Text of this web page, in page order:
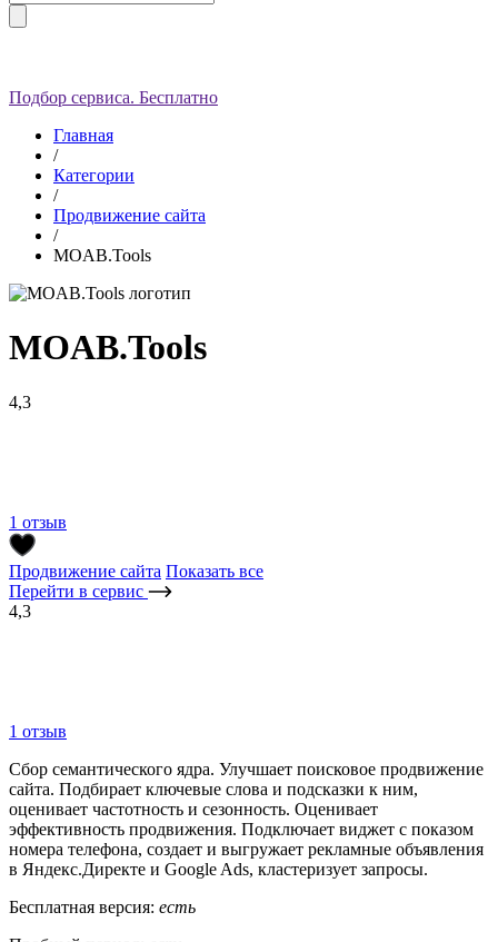
Подбор сервиса. Бесплатно
Главная
/
Категории
/
Продвижение сайта
/
MOAB.Tools
MOAB.Tools
4,3
1 отзыв
Продвижение сайта Показать все
Перейти в сервис
4,3
1 отзыв
Сбор семантического ядра. Улучшает поисковое продвижение
сайта. Подбирает ключевые слова и подсказки к ним,
оценивает частотность и сезонность. Оценивает
эффективность продвижения. Подключает виджет с показом
номера телефона, создает и выгружает рекламные объявления
в Яндекс.Директе и Google Ads, кластеризует запросы.
Бесплатная версия: есть